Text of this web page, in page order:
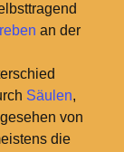
an der
Säulen,
von
die